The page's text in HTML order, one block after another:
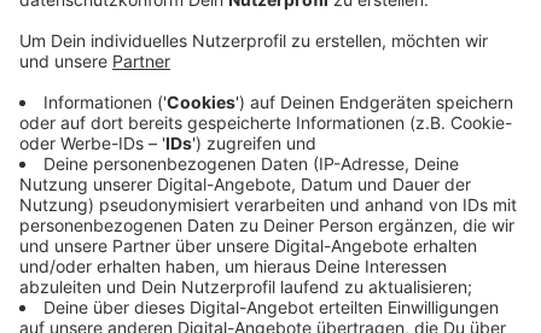
Rauchgasvergiftung zur Behandlung ins
Krankenhaus.
Anzeige
Die Feuerwehr hat den Einsatz am frühen Nachmittag
beendet. Etwa 120 Einsatzkräfte waren vor Ort im
Einsatz. Die Polizei geht im Moment davon aus, dass
ein Kabelbrand die Ursache für den Brand und die